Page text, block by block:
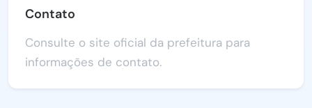
Contato
Consulte o site oficial da prefeitura para
informações de contato.